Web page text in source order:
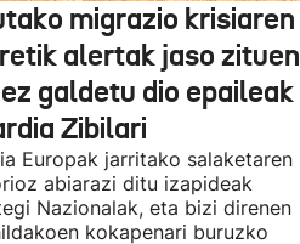
migrazio krisiaren
alertak jaso zituen
galdetu dio epaileak
Zibilari
Europak jarritako salaketaren
abiarazi ditu izapideak
Nazionalak, eta bizi direnen
kokapenari buruzko